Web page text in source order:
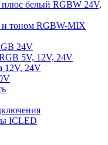
плюс белый RGBW 24V,
и тоном RGBW-MIX
24V
5V, 12V, 24V
12V, 24V
ICLED